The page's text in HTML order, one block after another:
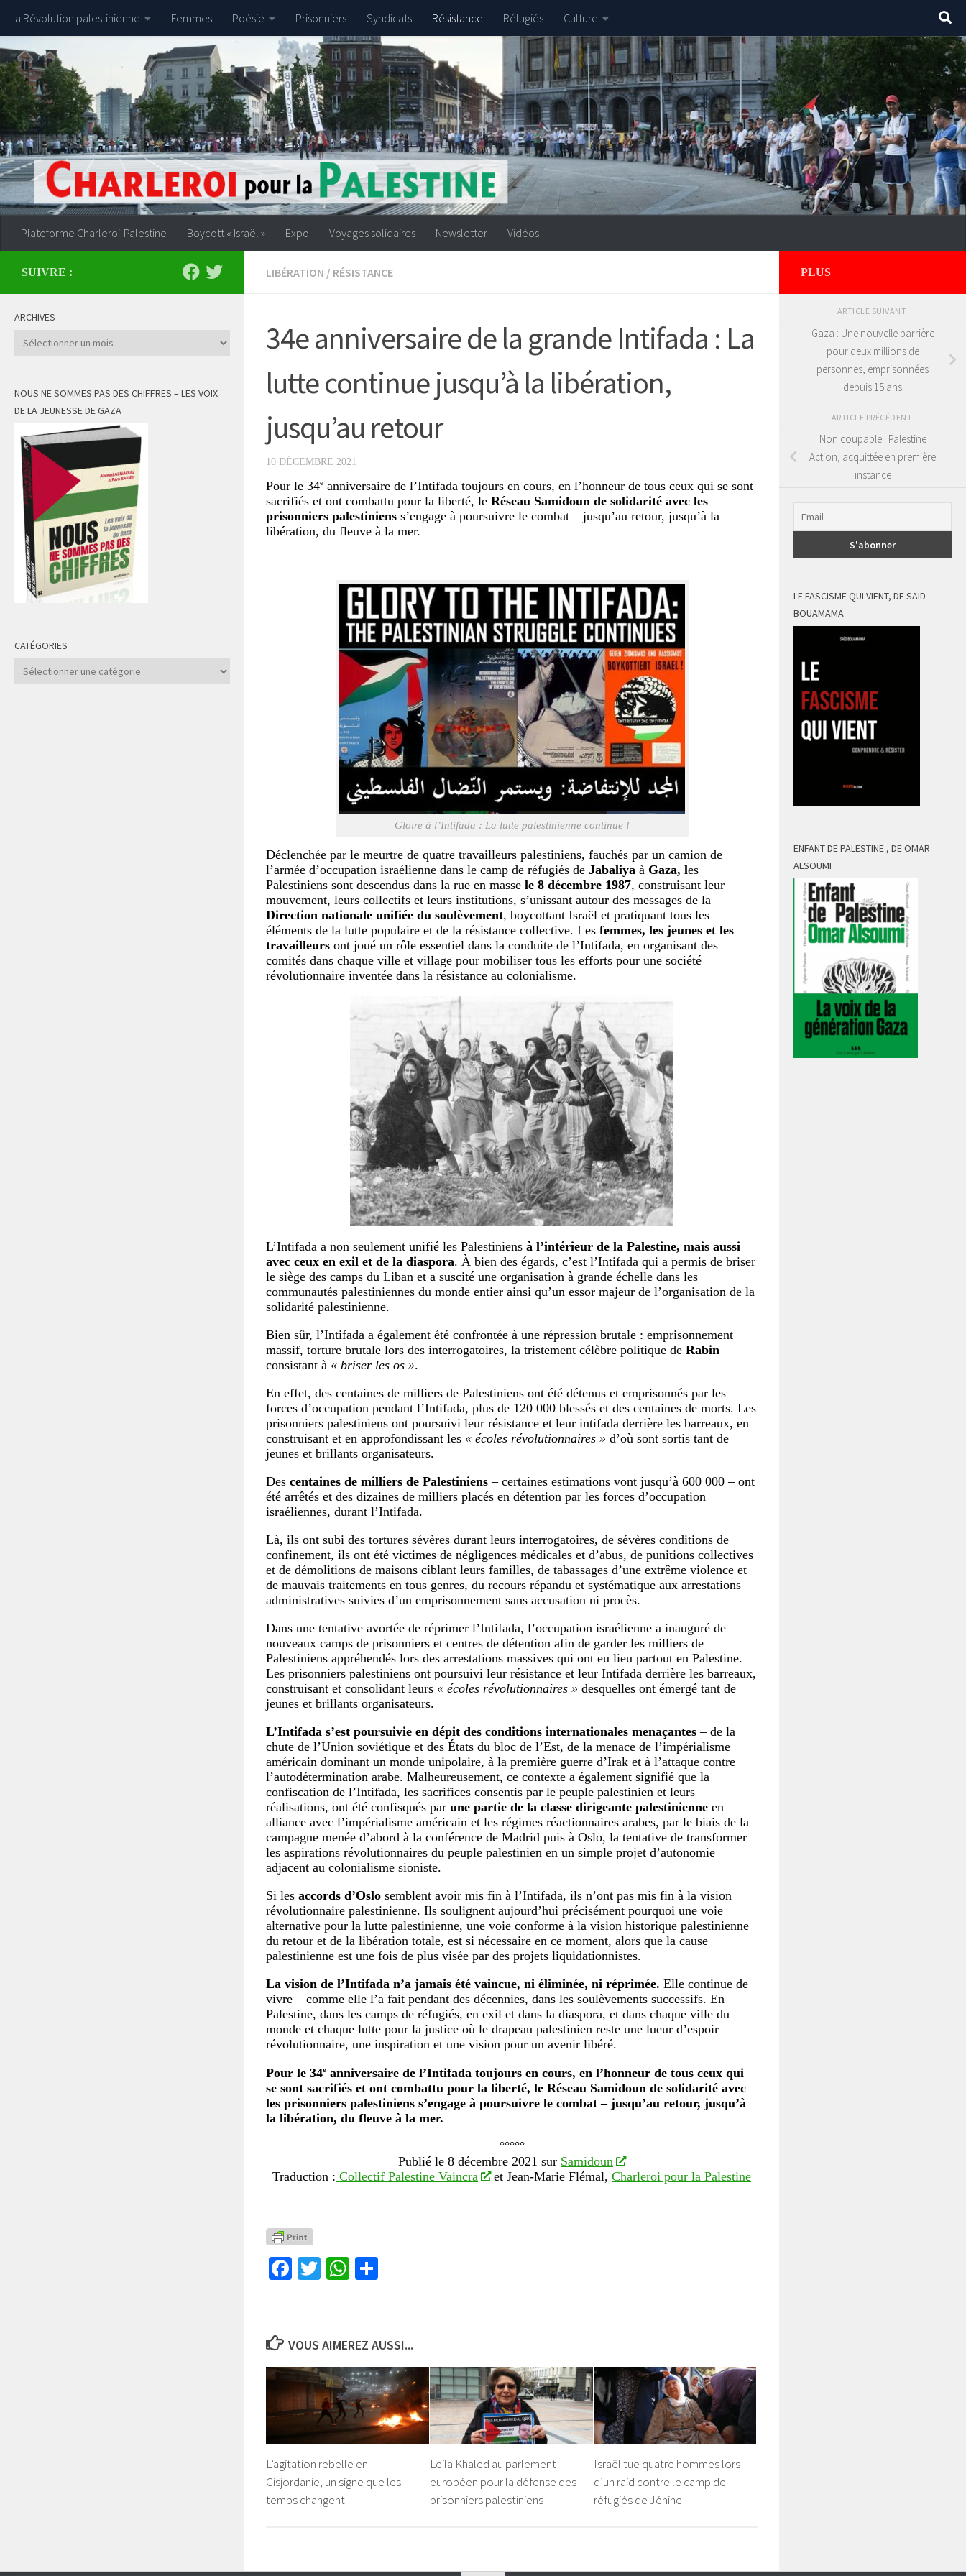
Skip to content
La Révolution palestinienne Femmes Poésie Prisonniers Syndicats Résistance Réfugiés Culture
Plateforme Charleroi-Palestine Boycott « Israël » Expo Voyages solidaires Newsletter Vidéos
LIBÉRATION / RÉSISTANCE
34e anniversaire de la grande Intifada : La
lutte continue jusqu’à la libération,
jusqu’au retour
10 DÉCEMBRE 2021
Pour le 34e anniversaire de l’Intifada toujours en cours, en l’honneur de tous ceux qui se sont
sacrifiés et ont combattu pour la liberté, le Réseau Samidoun de solidarité avec les
prisonniers palestiniens s’engage à poursuivre le combat – jusqu’au retour, jusqu’à la
libération, du fleuve à la mer.
Gloire à l’Intifada : La lutte palestinienne continue !
Déclenchée par le meurtre de quatre travailleurs palestiniens, fauchés par un camion de
l’armée d’occupation israélienne dans le camp de réfugiés de Jabaliya à Gaza, les
Palestiniens sont descendus dans la rue en masse le 8 décembre 1987, construisant leur
mouvement, leurs collectifs et leurs institutions, s’unissant autour des messages de la
Direction nationale unifiée du soulèvement, boycottant Israël et pratiquant tous les
éléments de la lutte populaire et de la résistance collective. Les femmes, les jeunes et les
travailleurs ont joué un rôle essentiel dans la conduite de l’Intifada, en organisant des
comités dans chaque ville et village pour mobiliser tous les efforts pour une société
révolutionnaire inventée dans la résistance au colonialisme.
L’Intifada a non seulement unifié les Palestiniens à l’intérieur de la Palestine, mais aussi
avec ceux en exil et de la diaspora. À bien des égards, c’est l’Intifada qui a permis de briser
le siège des camps du Liban et a suscité une organisation à grande échelle dans les
communautés palestiniennes du monde entier ainsi qu’un essor majeur de l’organisation de la
solidarité palestinienne.
Bien sûr, l’Intifada a également été confrontée à une répression brutale : emprisonnement
massif, torture brutale lors des interrogatoires, la tristement célèbre politique de Rabin
consistant à « briser les os ».
En effet, des centaines de milliers de Palestiniens ont été détenus et emprisonnés par les
forces d’occupation pendant l’Intifada, plus de 120 000 blessés et des centaines de morts. Les
prisonniers palestiniens ont poursuivi leur résistance et leur intifada derrière les barreaux, en
construisant et en approfondissant les « écoles révolutionnaires » d’où sont sortis tant de
jeunes et brillants organisateurs.
Des centaines de milliers de Palestiniens – certaines estimations vont jusqu’à 600 000 – ont
été arrêtés et des dizaines de milliers placés en détention par les forces d’occupation
israéliennes, durant l’Intifada.
Là, ils ont subi des tortures sévères durant leurs interrogatoires, de sévères conditions de
confinement, ils ont été victimes de négligences médicales et d’abus, de punitions collectives
et de démolitions de maisons ciblant leurs familles, de tabassages d’une extrême violence et
de mauvais traitements en tous genres, du recours répandu et systématique aux arrestations
administratives suivies d’un emprisonnement sans accusation ni procès.
Dans une tentative avortée de réprimer l’Intifada, l’occupation israélienne a inauguré de
nouveaux camps de prisonniers et centres de détention afin de garder les milliers de
Palestiniens appréhendés lors des arrestations massives qui ont eu lieu partout en Palestine.
Les prisonniers palestiniens ont poursuivi leur résistance et leur Intifada derrière les barreaux,
construisant et consolidant leurs « écoles révolutionnaires » desquelles ont émergé tant de
jeunes et brillants organisateurs.
L’Intifada s’est poursuivie en dépit des conditions internationales menaçantes – de la
chute de l’Union soviétique et des États du bloc de l’Est, de la menace de l’impérialisme
américain dominant un monde unipolaire, à la première guerre d’Irak et à l’attaque contre
l’autodétermination arabe. Malheureusement, ce contexte a également signifié que la
confiscation de l’Intifada, les sacrifices consentis par le peuple palestinien et leurs
réalisations, ont été confisqués par une partie de la classe dirigeante palestinienne en
alliance avec l’impérialisme américain et les régimes réactionnaires arabes, par le biais de la
campagne menée d’abord à la conférence de Madrid puis à Oslo, la tentative de transformer
les aspirations révolutionnaires du peuple palestinien en un simple projet d’autonomie
adjacent au colonialisme sioniste.
Si les accords d’Oslo semblent avoir mis fin à l’Intifada, ils n’ont pas mis fin à la vision
révolutionnaire palestinienne. Ils soulignent aujourd’hui précisément pourquoi une voie
alternative pour la lutte palestinienne, une voie conforme à la vision historique palestinienne
du retour et de la libération totale, est si nécessaire en ce moment, alors que la cause
palestinienne est une fois de plus visée par des projets liquidationnistes.
La vision de l’Intifada n’a jamais été vaincue, ni éliminée, ni réprimée. Elle continue de
vivre – comme elle l’a fait pendant des décennies, dans les soulèvements successifs. En
Palestine, dans les camps de réfugiés, en exil et dans la diaspora, et dans chaque ville du
monde et chaque lutte pour la justice où le drapeau palestinien reste une lueur d’espoir
révolutionnaire, une inspiration et une vision pour un avenir libéré.
Pour le 34e anniversaire de l’Intifada toujours en cours, en l’honneur de tous ceux qui
se sont sacrifiés et ont combattu pour la liberté, le Réseau Samidoun de solidarité avec
les prisonniers palestiniens s’engage à poursuivre le combat – jusqu’au retour, jusqu’à
la libération, du fleuve à la mer.
°°°°°
Publié le 8 décembre 2021 sur Samidoun
Traduction : Collectif Palestine Vaincra et Jean-Marie Flémal, Charleroi pour la Palestine
Facebook
TwitterWhatsApp
VOUS AIMEREZ AUSSI...
L’agitation rebelle en
Cisjordanie, un signe que les
temps changent
Leila Khaled au parlement
européen pour la défense des
prisonniers palestiniens
Israël tue quatre hommes lors
d’un raid contre le camp de
réfugiés de Jénine
SUIVRE :
ARCHIVES
Archives
NOUS NE SOMMES PAS DES CHIFFRES – LES VOIX
DE LA JEUNESSE DE GAZA
CATÉGORIES
Catégories
PLUS
ARTICLE SUIVANT
Gaza : Une nouvelle barrière
pour deux millions de
personnes, emprisonnées
depuis 15 ans
ARTICLE PRÉCÉDENT
Non coupable : Palestine
Action, acquittée en première
instance
LE FASCISME QUI VIENT, DE SAÏD
BOUAMAMA
ENFANT DE PALESTINE , DE OMAR
ALSOUMI